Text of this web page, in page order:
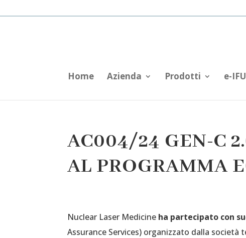
Home Azienda Prodotti e-IFU
AC004/24 GEN-C
AL PROGRAMMA
Nuclear Laser Medicine ha partecipato con
Assurance Services) organizzato dalla società